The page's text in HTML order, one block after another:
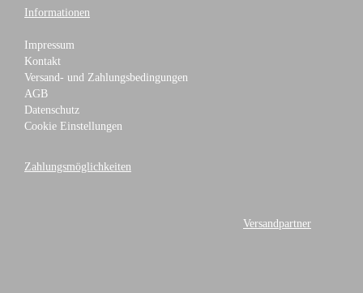
Informationen
Impressum
Kontakt
Versand- und Zahlungsbedingungen
AGB
Datenschutz
Cookie Einstellungen
Zahlungsmöglichkeiten
Versandpartner